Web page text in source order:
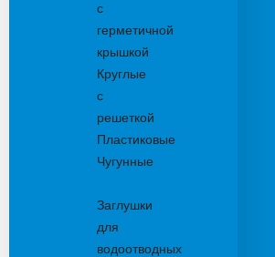
с
герметичной
крышкой
Круглые
с
решеткой
Пластиковые
Чугунные
Заглушки
для
водоотводных